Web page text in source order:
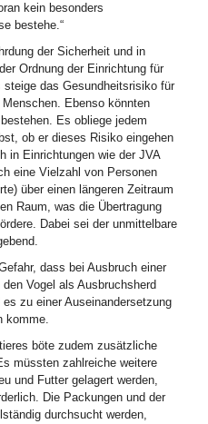
kein besonders
bestehe.“
der Sicherheit und in
Ordnung der Einrichtung für
das Gesundheitsrisiko für
Ebenso könnten
Es obliege jedem
ob er dieses Risiko eingehen
in Einrichtungen wie der JVA
eine Vielzahl von Personen
über einen längeren Zeitraum
Raum, was die Übertragung
Dabei sei der unmittelbare
dass bei Ausbruch einer
Vogel als Ausbruchsherd
zu einer Auseinandersetzung
komme.
böte zudem zusätzliche
müssten zahlreiche weitere
und Futter gelagert werden,
Die Packungen und der
durchsucht werden,